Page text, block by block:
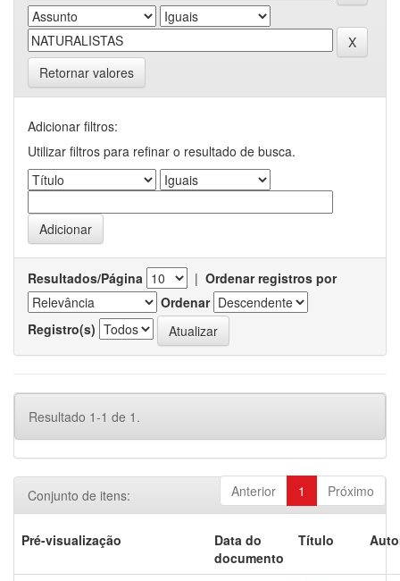
Retornar valores
Adicionar filtros:
Utilizar filtros para refinar o resultado de busca.
Resultados/Página | Ordenar registros por
Ordenar
Registro(s)
Resultado 1-1 de 1.
Anterior 1 Próximo
Conjunto de itens:
Pré-visualização
Data do
documento
Título